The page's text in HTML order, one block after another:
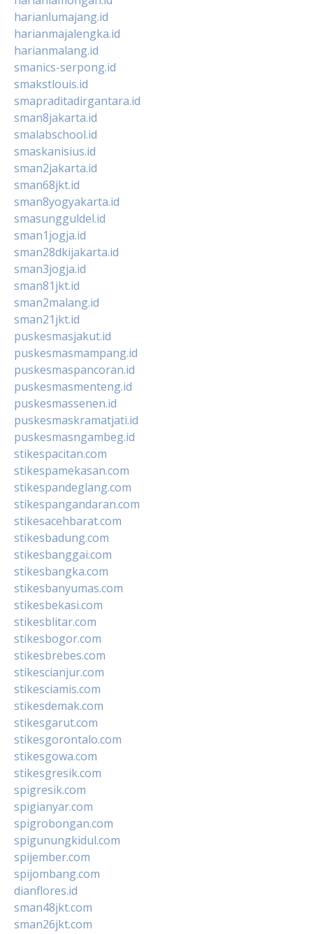
harianlumajang.id
harianmajalengka.id
harianmalang.id
smanics-serpong.id
smakstlouis.id
smapraditadirgantara.id
sman8jakarta.id
smalabschool.id
smaskanisius.id
sman2jakarta.id
sman68jkt.id
sman8yogyakarta.id
smasungguldel.id
sman1jogja.id
sman28dkijakarta.id
sman3jogja.id
sman81jkt.id
sman2malang.id
sman21jkt.id
puskesmasjakut.id
puskesmasmampang.id
puskesmaspancoran.id
puskesmasmenteng.id
puskesmassenen.id
puskesmaskramatjati.id
puskesmasngambeg.id
stikespacitan.com
stikespamekasan.com
stikespandeglang.com
stikespangandaran.com
stikesacehbarat.com
stikesbadung.com
stikesbanggai.com
stikesbangka.com
stikesbanyumas.com
stikesbekasi.com
stikesblitar.com
stikesbogor.com
stikesbrebes.com
stikescianjur.com
stikesciamis.com
stikesdemak.com
stikesgarut.com
stikesgorontalo.com
stikesgowa.com
stikesgresik.com
spigresik.com
spigianyar.com
spigrobongan.com
spigunungkidul.com
spijember.com
spijombang.com
dianflores.id
sman48jkt.com
sman26jkt.com